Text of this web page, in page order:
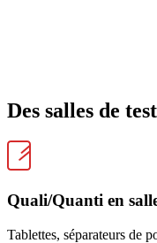
Des salles de
Quali/Quanti en
Tablettes, séparateurs de